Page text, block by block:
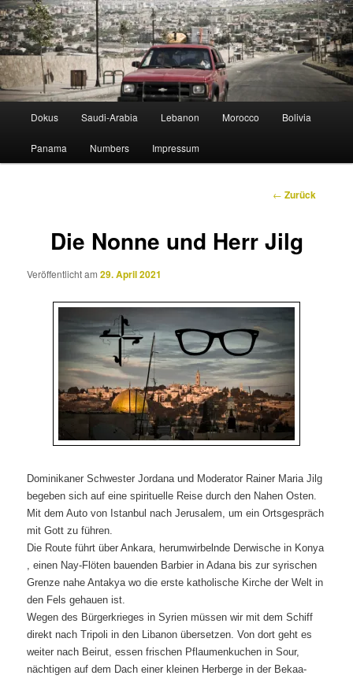
Zum
Inhalt
wechseln
STUDIOGELB
lost in horizontal altitude sickness
Dokus Saudi-Arabia Lebanon Morocco Bolivia
Panama Numbers Impressum
Beitrags-
← Zurück
Die Nonne und Herr Jilg
Veröffentlicht am29. April 2021
Dominikaner Schwester Jordana und Moderator Rainer Maria Jilg
begeben sich auf eine spirituelle Reise durch den Nahen Osten.
Mit dem Auto von Istanbul nach Jerusalem, um ein Ortsgespräch
mit Gott zu führen.
Die Route führt überAnkara, herumwirbelnde Derwische in Konya
, einen Nay-Flöten bauenden Barbier in Adana bis zur syrischen
Grenze nahe Antakya wo die erste katholische Kirche der Welt in
den Fels gehauen ist.
Wegen des Bürgerkrieges in Syrien müssen wir mit dem Schiff
direkt nach Tripoli in den Libanon übersetzen. Von dort geht es
weiter nach Beirut, essen frischen Pflaumenkuchen in Sour,
nächtigen auf dem Dach einer kleinen Herberge in der Bekaa-